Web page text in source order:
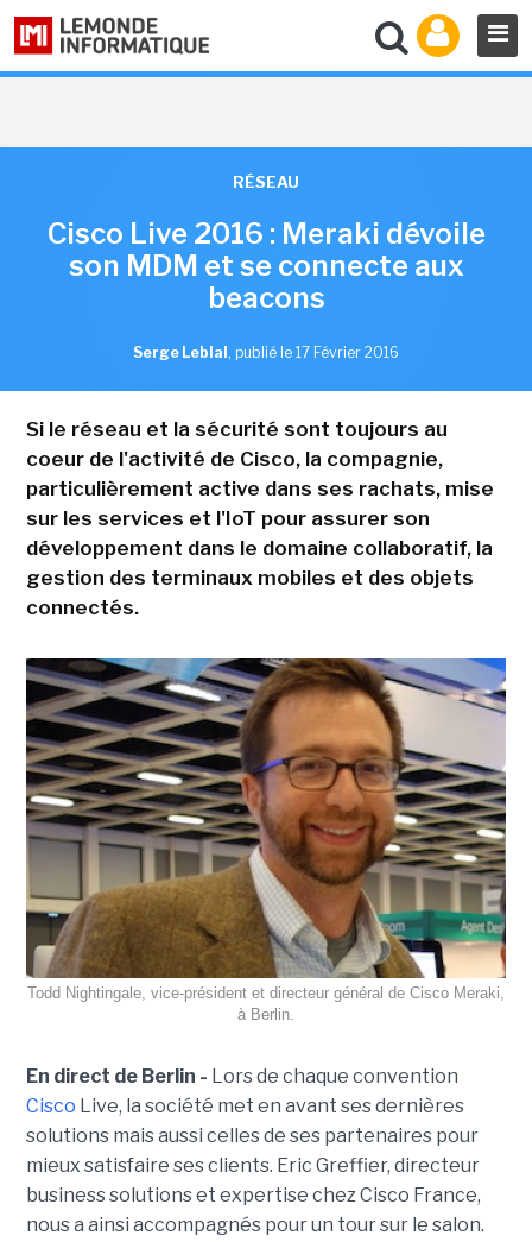
RÉSEAU
Cisco Live 2016 : Meraki dévoile
son MDM et se connecte aux
beacons
Serge Leblal , publié le 17 Février 2016
Si le réseau et la sécurité sont toujours au
coeur de l'activité de Cisco, la compagnie,
particulièrement active dans ses rachats, mise
sur les services et l'IoT pour assurer son
développement dans le domaine collaboratif, la
gestion des terminaux mobiles et des objets
connectés.
Todd Nightingale, vice-président et directeur général de Cisco Meraki,
à Berlin.
En direct de Berlin - Lors de chaque convention
Cisco Live, la société met en avant ses dernières
solutions mais aussi celles de ses partenaires pour
mieux satisfaire ses clients. Eric Greffier, directeur
business solutions et expertise chez Cisco France,
nous a ainsi accompagnés pour un tour sur le salon.